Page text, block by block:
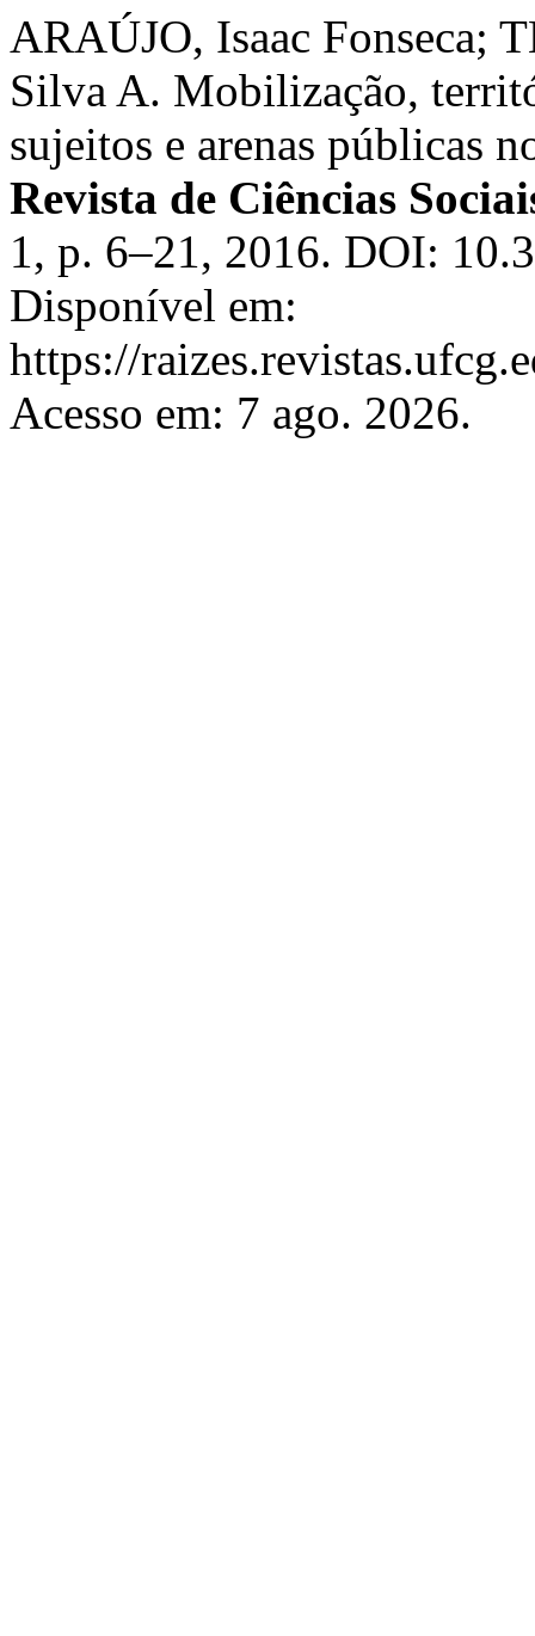
ARAÚJO, Isaac Fonseca;
Silva A. Mobilização,
sujeitos e arenas públicas
Revista de Ciências
1, p. 6–21, 2016. DOI:
Disponível em:
https://
Acesso em: 7 ago. 2026.